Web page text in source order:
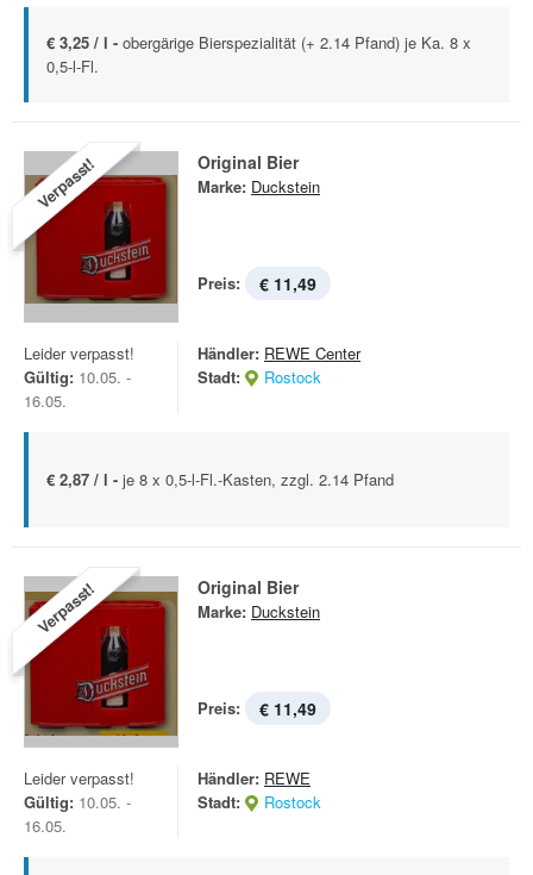
€ 3,25 / l - obergärige Bierspezialität (+ 2.14 Pfand) je Ka. 8 x
0,5-l-Fl.
Verpasst! Original Bier
Marke: Duckstein
Preis: € 11,49
Leider verpasst!
Gültig: 10.05. -
16.05.
Händler: REWE Center
Stadt:
Rostock
€ 2,87 / l - je 8 x 0,5-l-Fl.-Kasten, zzgl. 2.14 Pfand
Verpasst! Original Bier
Marke: Duckstein
Preis: € 11,49
Leider verpasst!
Gültig: 10.05. -
16.05.
Händler: REWE
Stadt:
Rostock